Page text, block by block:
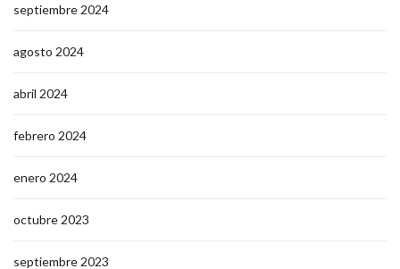
septiembre 2024
agosto 2024
abril 2024
febrero 2024
enero 2024
octubre 2023
septiembre 2023